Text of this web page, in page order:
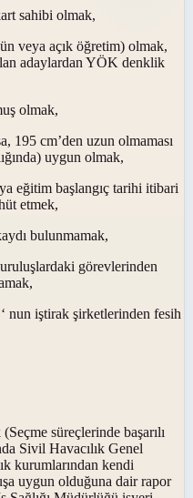
sahibi olmak,
veya açık öğretim) olmak,
adaylardan YÖK denklik
olmak,
195 cm’den uzun olmaması
uygun olmak,
eğitim başlangıç tarihi itibari
etmek,
bulunmamak,
görevlerinden
iştirak şirketlerinden fesih
süreçlerinde başarılı
Sivil Havacılık Genel
kurumlarından kendi
uygun olduğuna dair rapor